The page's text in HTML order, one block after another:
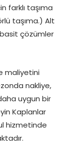
farklı taşıma
taşıma.) Alt
çözümler
maliyetini
nakliye,
uygun bir
Kaplanlar
hizmetinde